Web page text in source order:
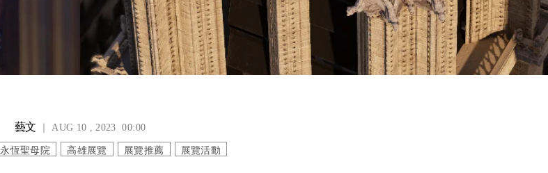
藝文 ｜ AUG 10 , 2023 00:00
永恆聖母院 高雄展覽 展覽推薦 展覽活動